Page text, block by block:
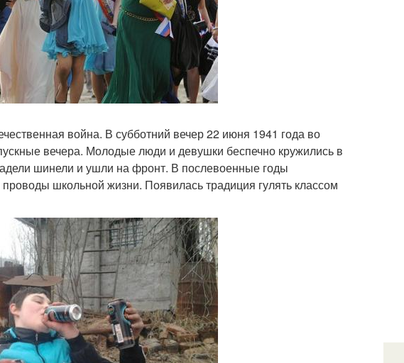
война. В субботний вечер 22 июня 1941 года во
вечера. Молодые люди и девушки беспечно кружились в
шинели и ушли на фронт. В послевоенные годы
школьной жизни. Появилась традиция гулять классом